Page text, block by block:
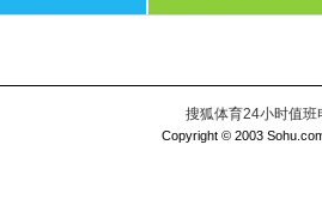
搜狐体育24小时值
Copyright © 2003